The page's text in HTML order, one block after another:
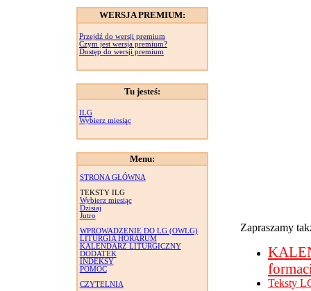
WERSJA PREMIUM:
Przejdź do wersji premium
Czym jest wersja premium?
Dostęp do wersji premium
Tu jesteś:
ILG
Wybierz miesiąc
Menu:
STRONA GŁÓWNA
TEKSTY ILG
Wybierz miesiąc
Dzisiaj
Jutro
WPROWADZENIE DO LG (OWLG)
LITURGIA HORARUM
KALENDARZ LITURGICZNY
DODATEK
INDEKSY
POMOC
CZYTELNIA
Zapraszamy
Teksty